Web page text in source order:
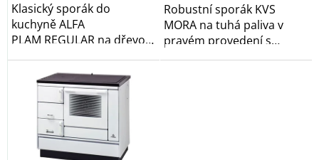
Klasický sporák do
kuchyně ALFA
PLAM REGULAR na dřevo a
Robustní sporák KVS
MORA na tuhá paliva v
pravém provedení s
výkonem 8 kW je určený